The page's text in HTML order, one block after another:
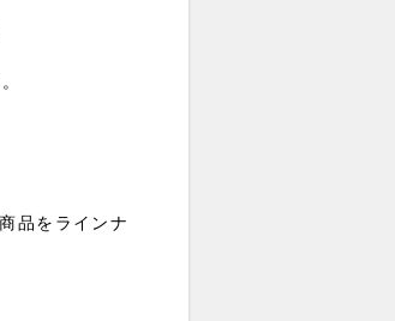
品をラインナ